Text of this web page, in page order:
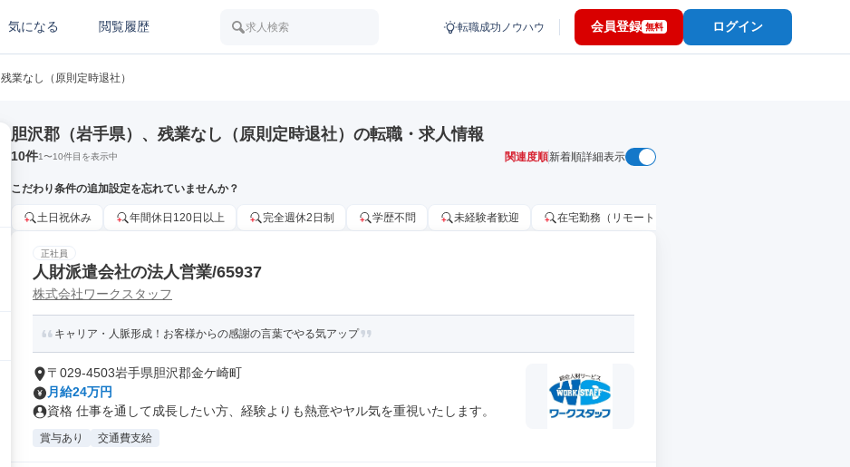
気になる 閲覧履歴 求人検索 転職成功ノウハウ 会員登録 無料 ログイン
残業なし（原則定時退社）
胆沢郡（岩手県）、残業なし（原則定時退社）の転職・求人情報
10件1〜10件目を表示中 関連度順新着順詳細表示
こだわり条件の追加設定を忘れていませんか？
土日祝休み 年間休日120日以上 完全週休2日制 学歴不問 未経験者歓迎 在宅勤務（リモートワーク）OK
正社員
人財派遣会社の法人営業/65937
株式会社ワークスタッフ
キャリア・人脈形成！お客様からの感謝の言葉でやる気アップ
〒029-4503岩手県胆沢郡金ケ崎町
月給24万円
資格 仕事を通して成長したい方、経験よりも熱意やヤル気を重視いたします。
賞与あり 交通費支給